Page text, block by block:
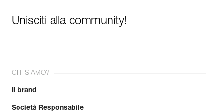
Unisciti alla community!
CHI SIAMO?
Il brand
Società Responsabile